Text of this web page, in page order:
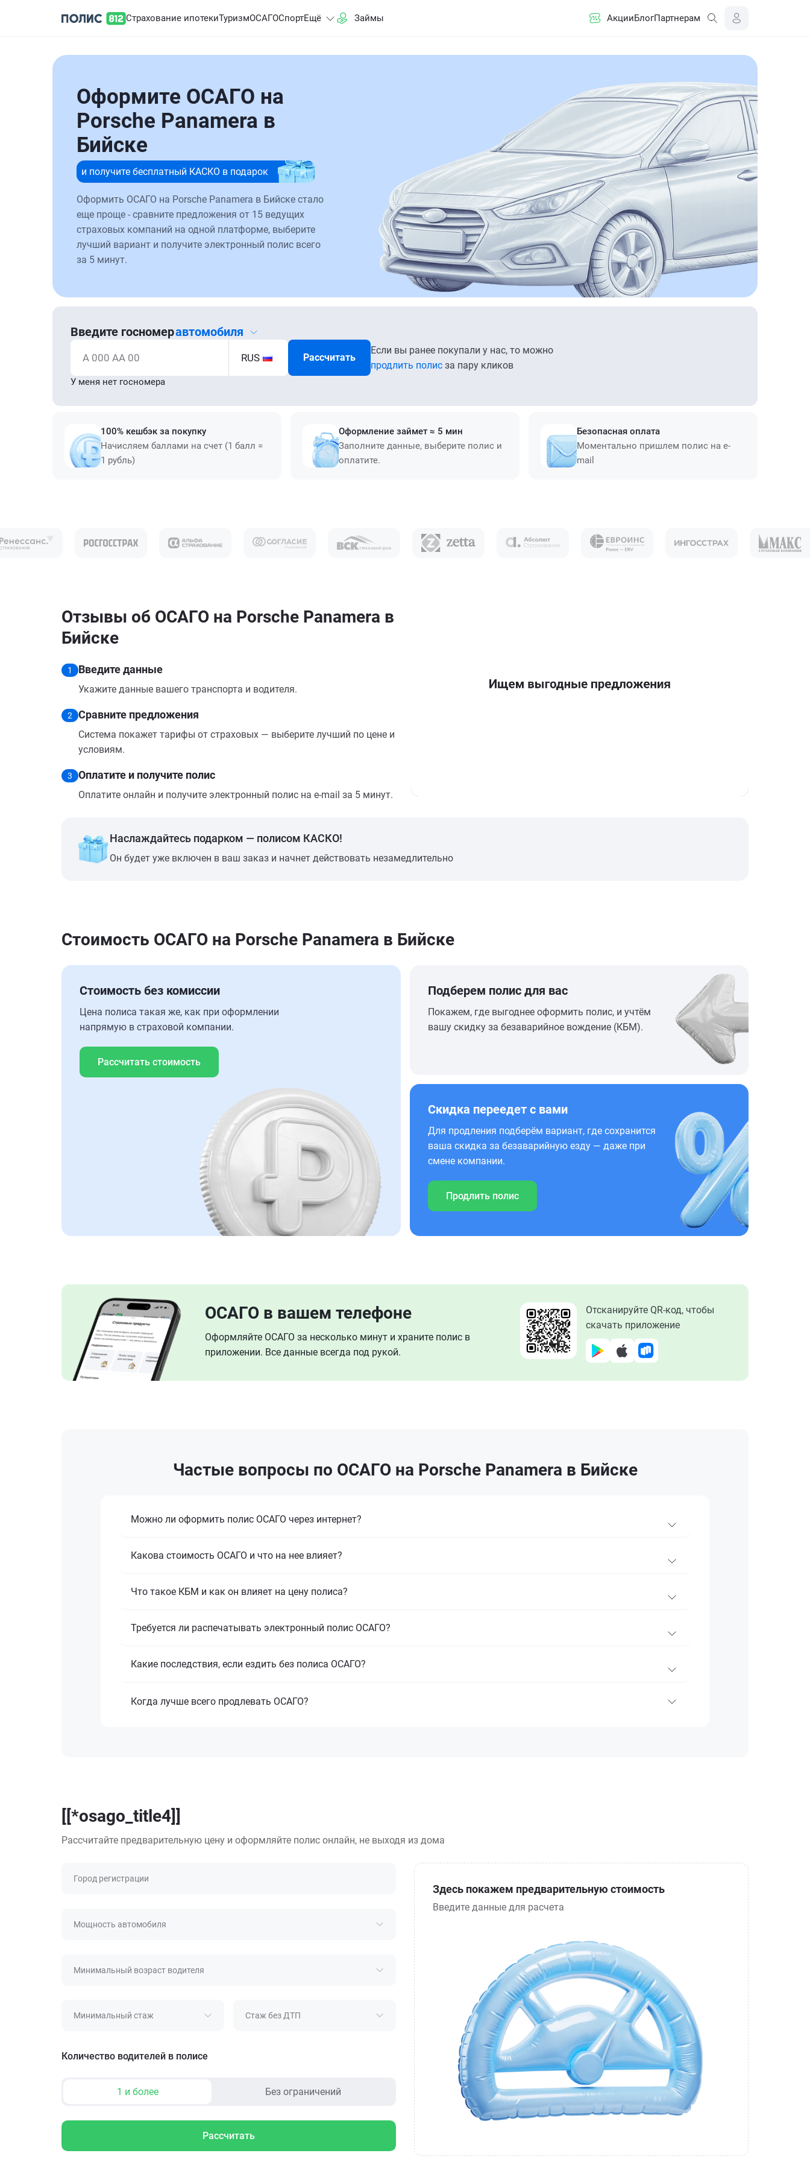
Страхование ипотекиТуризмОСАГОСпортЕщё Займы АкцииБлогПартнерам
Оформите ОСАГО на
Porsche Panamera в
Бийске
и получите бесплатный КАСКО в подарок
Оформить ОСАГО на Porsche Panamera в Бийске стало
еще проще - сравните предложения от 15 ведущих
страховых компаний на одной платформе, выберите
лучший вариант и получите электронный полис всего
за 5 минут.
Введите госномеравтомобиля
А 000 АА 00 RUS Рассчитать
Если вы ранее покупали у нас, то можно
продлить полис за пару кликов
У меня нет госномера
100% кешбэк за покупку
Начисляем баллами на счет (1 балл =
1 рубль)
Оформление займет ≈ 5 мин
Заполните данные, выберите полис и
оплатите.
Безопасная оплата
Моментально пришлем полис на e-
mail
Отзывы об ОСАГО на Porsche Panamera в
Бийске
1 Введите данные
Укажите данные вашего транспорта и водителя.
2 Сравните предложения
Система покажет тарифы от страховых — выберите лучший по цене и
условиям.
3 Оплатите и получите полис
Оплатите онлайн и получите электронный полис на e-mail за 5 минут.
Наслаждайтесь подарком — полисом КАСКО!
Он будет уже включен в ваш заказ и начнет действовать незамедлительно
Стоимость ОСАГО на Porsche Panamera в Бийске
Стоимость без комиссии
Цена полиса такая же, как при оформлении
напрямую в страховой компании.
Рассчитать стоимость
Подберем полис для вас
Покажем, где выгоднее оформить полис, и учтём
вашу скидку за безаварийное вождение (КБМ).
Скидка переедет с вами
Для продления подберём вариант, где сохранится
ваша скидка за безаварийную езду — даже при
смене компании.
Продлить полис
ОСАГО в вашем телефоне
Оформляйте ОСАГО за несколько минут и храните полис в
приложении. Все данные всегда под рукой.
Отсканируйте QR-код, чтобы
скачать приложение
Частые вопросы по ОСАГО на Porsche Panamera в Бийске
Можно ли оформить полис ОСАГО через интернет?
Какова стоимость ОСАГО и что на нее влияет?
Что такое КБМ и как он влияет на цену полиса?
Требуется ли распечатывать электронный полис ОСАГО?
Какие последствия, если ездить без полиса ОСАГО?
Когда лучше всего продлевать ОСАГО?
[[*osago_title4]]
Рассчитайте предварительную цену и оформляйте полис онлайн, не выходя из дома
Город регистрации
Мощность автомобиля
Минимальный возраст водителя
Минимальный стаж Стаж без ДТП
Количество водителей в полисе
1 и более Без ограничений
Рассчитать
Здесь покажем предварительную стоимость
Введите данные для расчета